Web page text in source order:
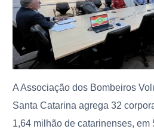
A Associação dos Bombeiros
Santa Catarina agrega 32
1,64 milhão de catarinenses, em